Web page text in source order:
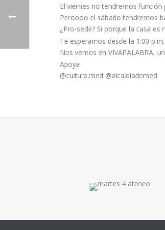
El viernes no tendremos
Peroooo el sábado tendremos
¿Pro-sede? Si porque la casa
Te esperamos desde la 1:00
Nos vemos en VIVAPALABRA,
Apoya
@cultura.med @alcaldiademed